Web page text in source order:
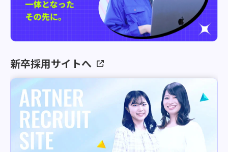
新卒採用サイトへ